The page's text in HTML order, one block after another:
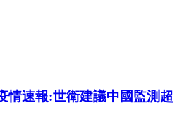
情速報:世衛建議中國監測超